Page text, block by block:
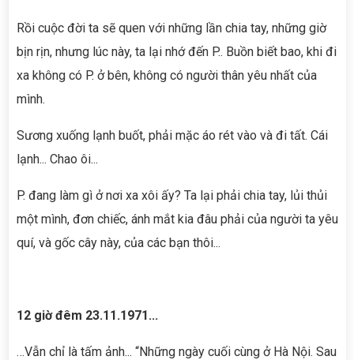
Rồi cuộc đời ta sẽ quen với những lần chia tay, những giờ
bịn rịn, nhưng lúc này, ta lại nhớ đến P.. Buồn biết bao, khi đi
xa không có P. ở bên, không có người thân yêu nhất của
mình.
Sương xuống lạnh buốt, phải mặc áo rét vào và đi tất. Cái
lạnh... Chao ôi...
P. đang làm gì ở nơi xa xôi ấy? Ta lại phải chia tay, lủi thủi
một mình, đơn chiếc, ánh mắt kia đâu phải của người ta yêu
quí, và gốc cây này, của các bạn thôi...
12 giờ đêm 23.11.1971...
…Vẫn chỉ là tấm ảnh... “Những ngày cuối cùng ở Hà Nội. Sau